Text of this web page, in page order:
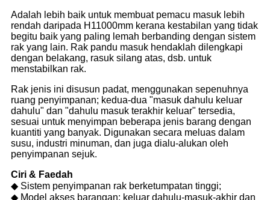
Adalah lebih baik untuk membuat pemacu masuk lebih
rendah daripada H11000mm kerana kestabilan yang tidak
begitu baik yang paling lemah berbanding dengan sistem
rak yang lain. Rak pandu masuk hendaklah dilengkapi
dengan belakang, rasuk silang atas, dsb. untuk
menstabilkan rak.
Rak jenis ini disusun padat, menggunakan sepenuhnya
ruang penyimpanan; kedua-dua "masuk dahulu keluar
dahulu" dan "dahulu masuk terakhir keluar" tersedia,
sesuai untuk menyimpan beberapa jenis barang dengan
kuantiti yang banyak. Digunakan secara meluas dalam
susu, industri minuman, dan juga dialu-alukan oleh
penyimpanan sejuk.
Ciri & Faedah
◆ Sistem penyimpanan rak berketumpatan tinggi;
◆ Model akses barangan: keluar dahulu-masuk-akhir dan